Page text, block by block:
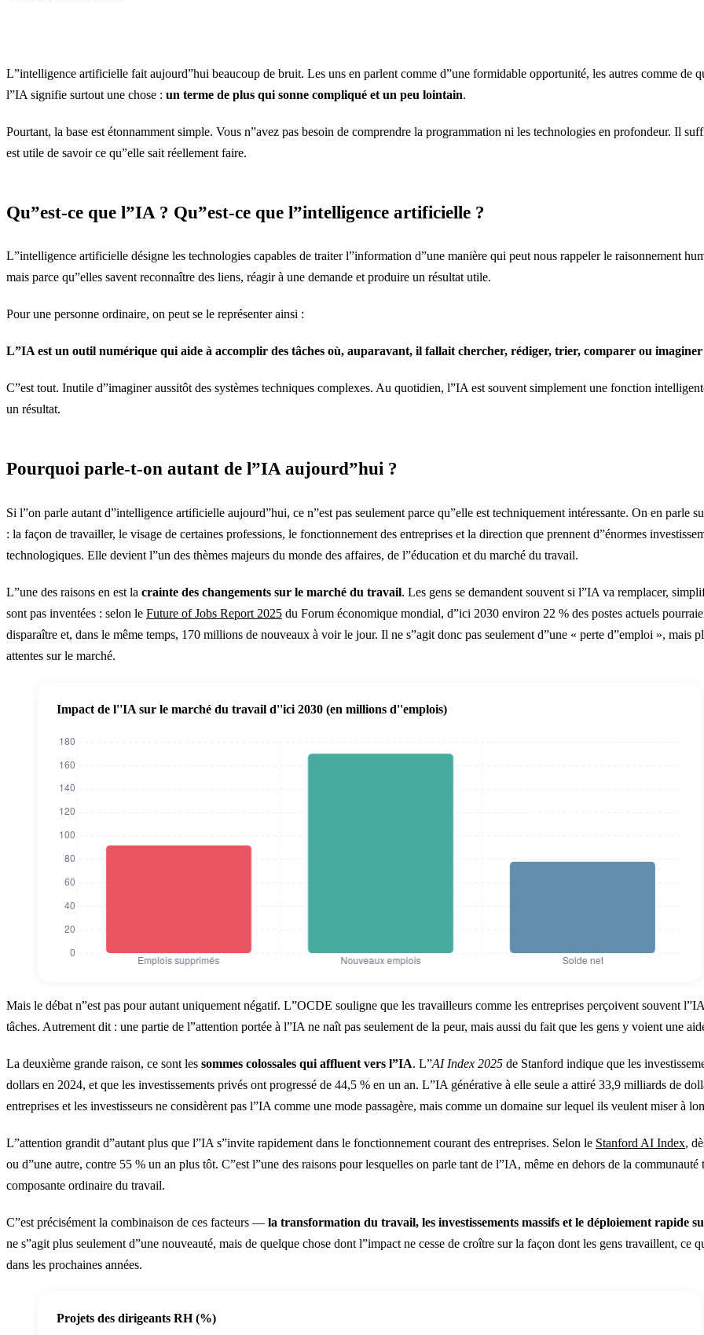
L”intelligence artificielle fait aujourd”hui beaucoup de bruit. Les uns en parlent comme d”une formidable opportunité, les autres comme de
l”IA signifie surtout une chose : un terme de plus qui sonne compliqué et un peu lointain.
Pourtant, la base est étonnamment simple. Vous n”avez pas besoin de comprendre la programmation ni les technologies en profondeur. Il
est utile de savoir ce qu”elle sait réellement faire.
Qu”est-ce que l”IA ? Qu”est-ce que l”intelligence artificielle ?
L”intelligence artificielle désigne les technologies capables de traiter l”information d”une manière qui peut nous rappeler le raisonnement
mais parce qu”elles savent reconnaître des liens, réagir à une demande et produire un résultat utile.
Pour une personne ordinaire, on peut se le représenter ainsi :
L”IA est un outil numérique qui aide à accomplir des tâches où, auparavant, il fallait chercher, rédiger, trier, comparer ou imaginer
C”est tout. Inutile d”imaginer aussitôt des systèmes techniques complexes. Au quotidien, l”IA est souvent simplement une fonction
un résultat.
Pourquoi parle-t-on autant de l”IA aujourd”hui ?
Si l”on parle autant d”intelligence artificielle aujourd”hui, ce n”est pas seulement parce qu”elle est techniquement intéressante. On en parle
: la façon de travailler, le visage de certaines professions, le fonctionnement des entreprises et la direction que prennent d”énormes
technologiques. Elle devient l”un des thèmes majeurs du monde des affaires, de l”éducation et du marché du travail.
L”une des raisons en est la crainte des changements sur le marché du travail. Les gens se demandent souvent si l”IA va remplacer,
sont pas inventées : selon le Future of Jobs Report 2025 du Forum économique mondial, d”ici 2030 environ 22 % des postes actuels
disparaître et, dans le même temps, 170 millions de nouveaux à voir le jour. Il ne s”agit donc pas seulement d”une « perte d”emploi », mais
attentes sur le marché.
Impact de l''IA sur le marché du travail d''ici 2030 (en millions d''emplois)
Impact de l''IA sur le marché du travail d''ici 2030 (en millions d''emplois)
Solde net 78
Mais le débat n”est pas pour autant uniquement négatif. L”OCDE souligne que les travailleurs comme les entreprises perçoivent souvent
tâches. Autrement dit : une partie de l”attention portée à l”IA ne naît pas seulement de la peur, mais aussi du fait que les gens y voient une
La deuxième grande raison, ce sont les sommes colossales qui affluent vers l”IA. L”AI Index 2025 de Stanford indique que les
dollars en 2024, et que les investissements privés ont progressé de 44,5 % en un an. L”IA générative à elle seule a attiré 33,9 milliards de
entreprises et les investisseurs ne considèrent pas l”IA comme une mode passagère, mais comme un domaine sur lequel ils veulent miser à
L”attention grandit d”autant plus que l”IA s”invite rapidement dans le fonctionnement courant des entreprises. Selon le Stanford AI Index,
ou d”une autre, contre 55 % un an plus tôt. C”est l”une des raisons pour lesquelles on parle tant de l”IA, même en dehors de la
composante ordinaire du travail.
C”est précisément la combinaison de ces facteurs — la transformation du travail, les investissements massifs et le déploiement rapide
ne s”agit plus seulement d”une nouveauté, mais de quelque chose dont l”impact ne cesse de croître sur la façon dont les gens travaillent, ce
dans les prochaines années.
Projets des dirigeants RH (%)